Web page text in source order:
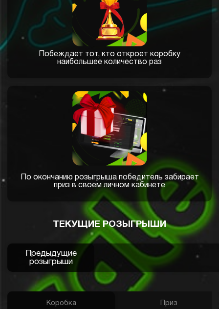
Побеждает тот, кто откроет коробку
наибольшее количество раз
По окончанию розыгрыша победитель забирает
приз в своем личном кабинете
ТЕКУЩИЕ РОЗЫГРЫШИ
Предыдущие
розыгрыши
Коробка Приз